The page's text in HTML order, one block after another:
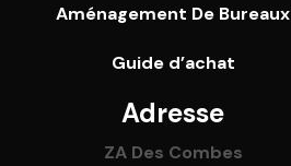
Aménagement De Bureaux
Guide d’achat
Adresse
ZA Des Combes